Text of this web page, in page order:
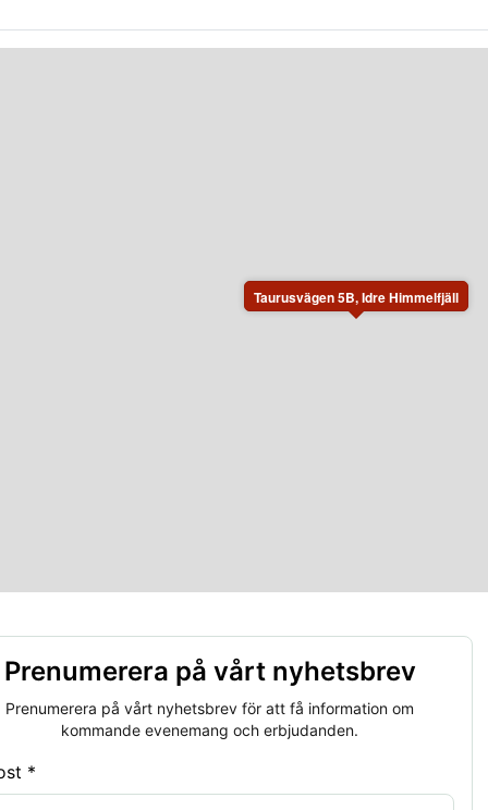
Taurusvägen 5B, Idre Himmelfjäll
Prenumerera på vårt nyhetsbrev
Prenumerera på vårt nyhetsbrev för att få information om
kommande evenemang och erbjudanden.
*